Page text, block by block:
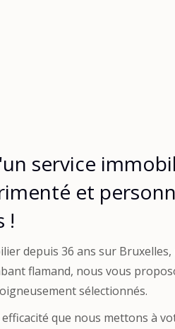
service
et
!
depuis 36 ans sur
flamand, nous vous
sélectionnés.
que nous mettons à